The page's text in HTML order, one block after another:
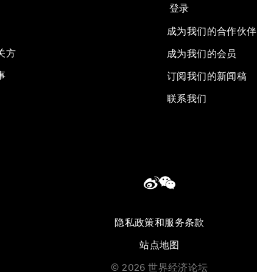
方
登录
成为我们的合作伙伴
成为我们的会员
订阅我们的新闻稿
联系我们
隐私政策和服务条款
站点地图
© 2026 世界经济论坛